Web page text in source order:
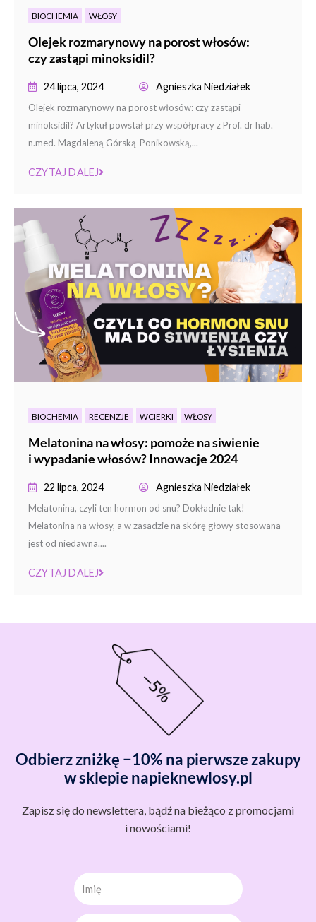
BIOCHEMIA WŁOSY
Olejek rozmarynowy na porost włosów:
czy zastąpi minoksidil?
24 lipca, 2024 Agnieszka Niedziałek
Olejek rozmarynowy na porost włosów: czy zastąpi
minoksidil? Artykuł powstał przy współpracy z Prof. dr hab.
n.med. Magdaleną Górską-Ponikowską,...
CZYTAJ DALEJ
BIOCHEMIA RECENZJE WCIERKI WŁOSY
Melatonina na włosy: pomoże na siwienie
i wypadanie włosów? Innowacje 2024
22 lipca, 2024 Agnieszka Niedziałek
Melatonina, czyli ten hormon od snu? Dokładnie tak!
Melatonina na włosy, a w zasadzie na skórę głowy stosowana
jest od niedawna....
CZYTAJ DALEJ
Odbierz zniżkę −10% na pierwsze zakupy
w sklepie napieknewlosy.pl
Zapisz się do newslettera, bądź na bieżąco z promocjami
i nowościami!
Imię